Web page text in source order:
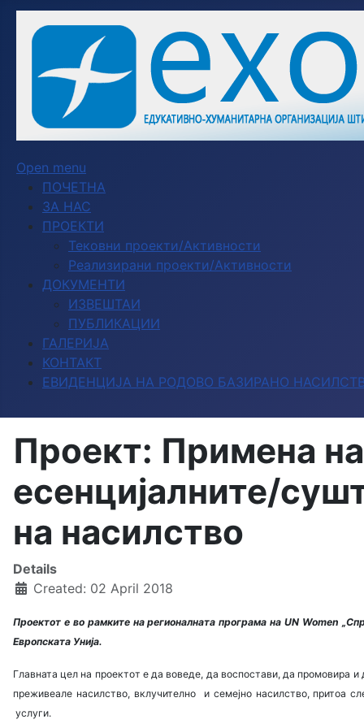
Open menu
ПОЧЕТНА
ЗА НАС
ПРОЕКТИ
Тековни проекти/Активности
Реализирани проекти/Активности
ДОКУМЕНТИ
ИЗВЕШТАИ
ПУБЛИКАЦИИ
ГАЛЕРИЈА
КОНТАКТ
ЕВИДЕНЦИЈА НА РОДОВО БАЗИРАНО
Проект: Примена
есенцијалните/
на насилство
Details
Created: 02 April 2018
Проектот eво рамките на регионалната програмана UN Women
Европската Унија.
Главната цел на проектот е да воведе, да воспостави, да промовира
преживеале насилство, вклучително и семејно насилство, притоа
услуги.